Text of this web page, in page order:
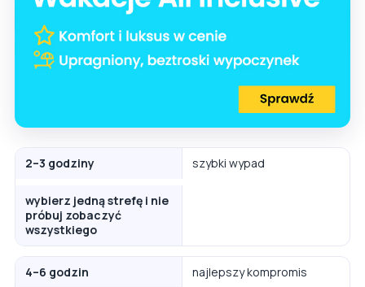
2–3 godziny szybki wypad
wybierz jedną strefę i nie
próbuj zobaczyć
wszystkiego
4–6 godzin najlepszy kompromis